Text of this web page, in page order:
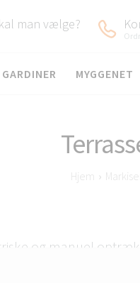
man vælge?
GARDINER MYGGENET
Hjem › Markiser
og manuel